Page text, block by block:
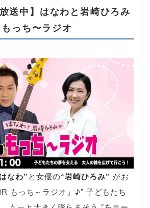
送中】はなわと岩崎ひろみ
っち〜ラジオ
なわ”と女優の“岩崎ひろみ” がお
もっち～ラジオ』♪” 子どもたち